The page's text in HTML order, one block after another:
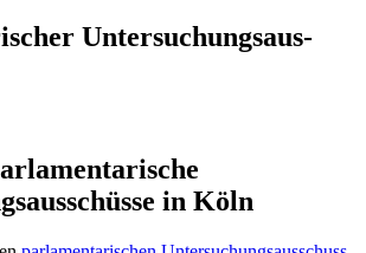
Untersuchungsaus­
in Köln